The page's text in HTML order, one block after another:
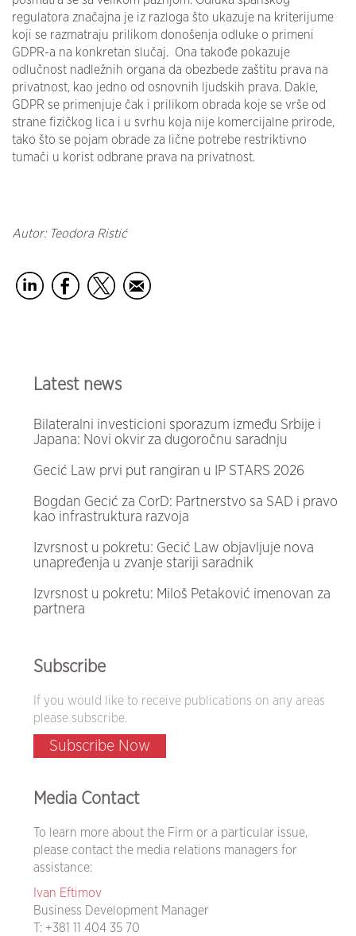
regulatora značajna je iz razloga što ukazuje na kriterijume
koji se razmatraju prilikom donošenja odluke o primeni
GDPR-a na konkretan slučaj. Ona takođe pokazuje
odlučnost nadležnih organa da obezbede zaštitu prava na
privatnost, kao jedno od osnovnih ljudskih prava. Dakle,
GDPR se primenjuje čak i prilikom obrada koje se vrše od
strane fizičkog lica i u svrhu koja nije komercijalne prirode,
tako što se pojam obrade za lične potrebe restriktivno
tumači u korist odbrane prava na privatnost.
Autor: Teodora Ristić
Latest news
Bilateralni investicioni sporazum između Srbije i
Japana: Novi okvir za dugoročnu saradnju
Gecić Law prvi put rangiran u IP STARS 2026
Bogdan Gecić za CorD: Partnerstvo sa SAD i pravo
kao infrastruktura razvoja
Izvrsnost u pokretu: Gecić Law objavljuje nova
unapređenja u zvanje stariji saradnik
Izvrsnost u pokretu: Miloš Petaković imenovan za
partnera
Subscribe
If you would like to receive publications on any areas
please subscribe.
Subscribe Now
Media Contact
To learn more about the Firm or a particular issue,
please contact the media relations managers for
assistance:
Ivan Eftimov
Business Development Manager
T: +381 11 404 35 70